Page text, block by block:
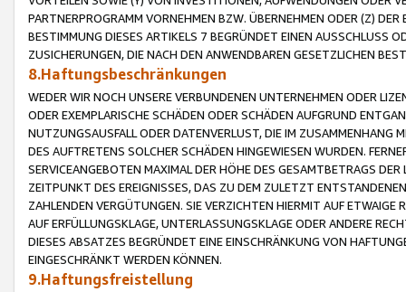
PARTNERPROGRAMM VORNEHMEN BZW. ÜBERNEHMEN ODER (Z)
BESTIMMUNG DIESES ARTIKELS 7 BEGRÜNDET EINEN AUSSCHLUSS
ZUSICHERUNGEN, DIE NACH DEN ANWENDBAREN GESETZLICHEN
8.Haftungsbeschränkungen
WEDER WIR NOCH UNSERE VERBUNDENEN UNTERNEHMEN ODER
ODER EXEMPLARISCHE SCHÄDEN ODER SCHÄDEN AUFGRUND
NUTZUNGSAUSFALL ODER DATENVERLUST, DIE IM ZUSAMMENHANG
DES AUFTRETENS SOLCHER SCHÄDEN HINGEWIESEN WURDEN.
SERVICEANGEBOTEN MAXIMAL DER HÖHE DES GESAMTBETRAGS
ZEITPUNKT DES EREIGNISSES, DAS ZU DEM ZULETZT
ZAHLENDEN VERGÜTUNGEN. SIE VERZICHTEN HIERMIT AUF
AUF ERFÜLLUNGSKLAGE, UNTERLASSUNGSKLAGE ODER ANDERE
DIESES ABSATZES BEGRÜNDET EINE EINSCHRÄNKUNG VON
EINGESCHRÄNKT WERDEN KÖNNEN.
9.Haftungsfreistellung